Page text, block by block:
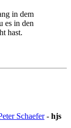
in dem
es in den
hast.
Schaefer- hjs